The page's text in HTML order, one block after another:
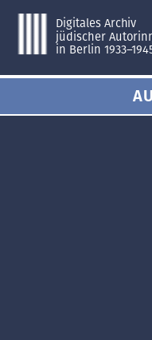
Digitales Archiv
jüdischer
in Berlin